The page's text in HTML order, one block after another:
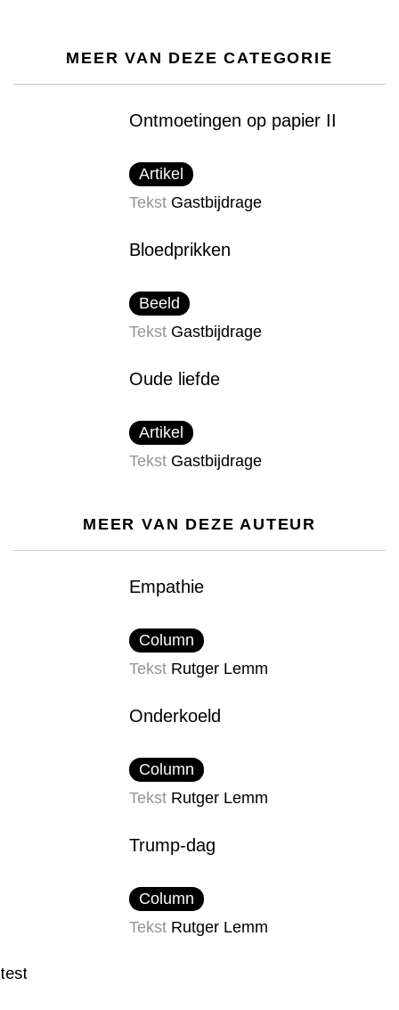
MEER VAN DEZE CATEGORIE
Ontmoetingen op papier II
Artikel
Tekst Gastbijdrage
Bloedprikken
Beeld
Tekst Gastbijdrage
Oude liefde
Artikel
Tekst Gastbijdrage
MEER VAN DEZE AUTEUR
Empathie
Column
Tekst Rutger Lemm
Onderkoeld
Column
Tekst Rutger Lemm
Trump-dag
Column
Tekst Rutger Lemm
test